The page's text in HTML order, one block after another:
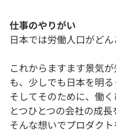
仕事のやりがい
日本では労働人口がどん
これからますます景気
も、少しでも日本を明る
そしてそのために、働
とつひとつの会社の成長
そんな想いでプロダクト